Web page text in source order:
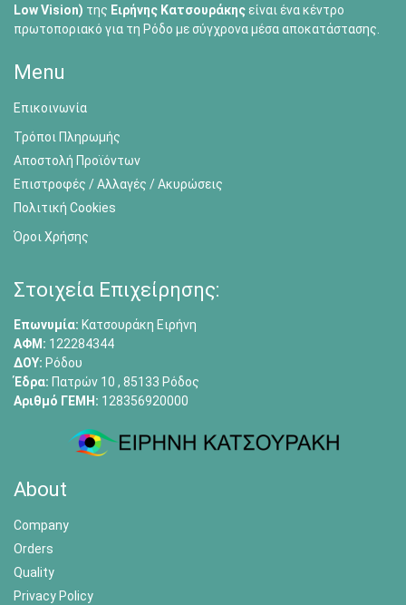
Low Vision) της Ειρήνης Κατσουράκηςείναι ένα κέντρο
πρωτοποριακό για τη Ρόδο με σύγχρονα μέσα αποκατάστασης.
Menu
Επικοινωνία
Τρόποι Πληρωμής
Αποστολή Προϊόντων
Επιστροφές / Αλλαγές / Ακυρώσεις
Πολιτική Cookies
Όροι Χρήσης
Στοιχεία Επιχείρησης:
Επωνυμία: Κατσουράκη Ειρήνη
ΑΦΜ: 122284344
ΔΟΥ: Ρόδου
Έδρα: Πατρών 10 , 85133 Ρόδος
Αριθμό ΓΕΜΗ: 128356920000
About
Company
Orders
Quality
Privacy Policy